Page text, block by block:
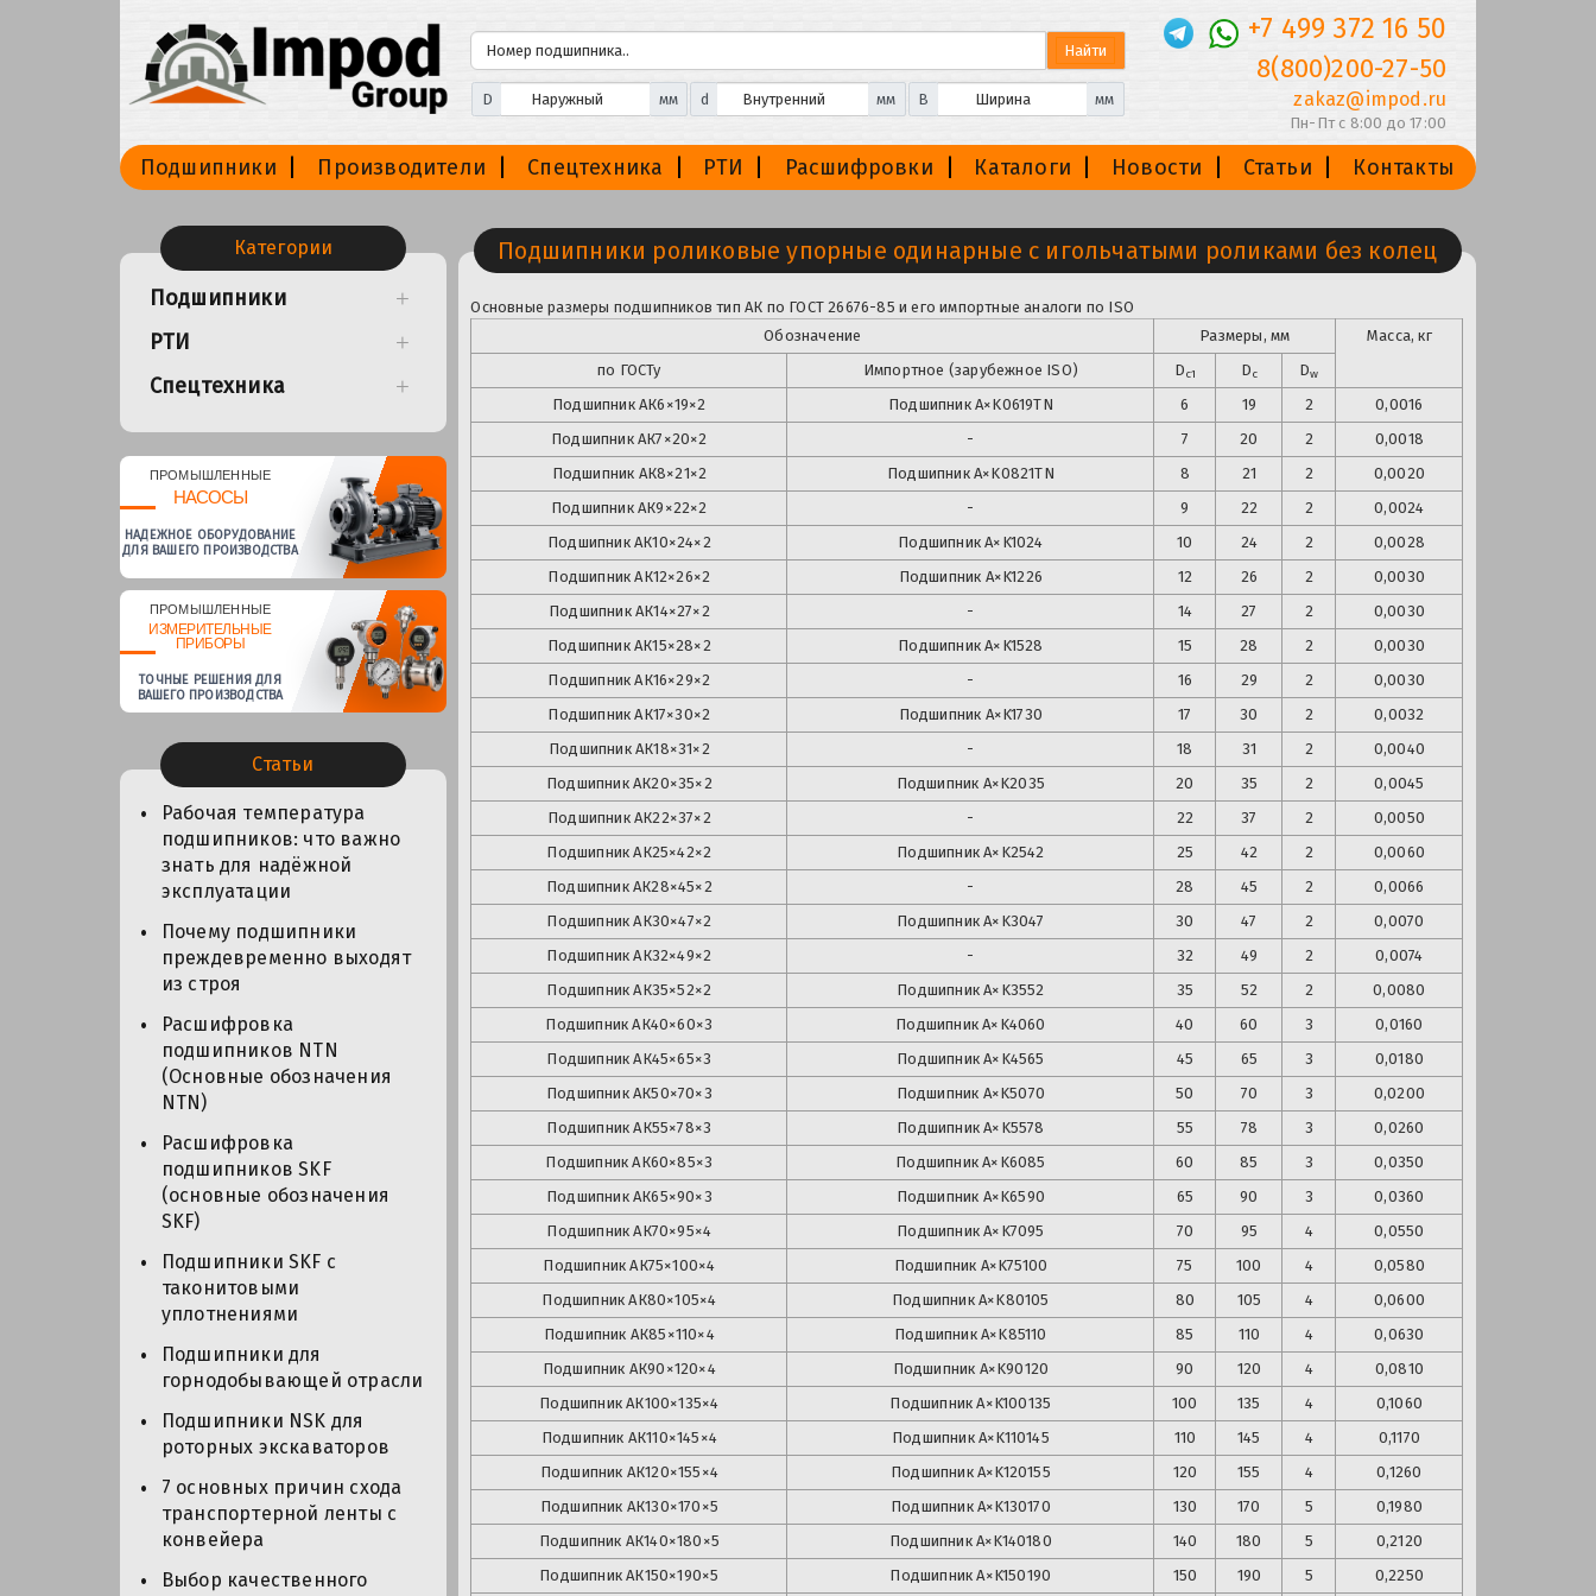
D мм d мм B мм
+7 499 372 16 50
8(800)200-27-50
zakaz@impod.ru
Пн-Пт с 8:00 до 17:00
Подшипники Производители Спецтехника РТИ Расшифровки Каталоги Новости Статьи Контакты
Категории
Подшипники
РТИ
Спецтехника
ПРОМЫШЛЕННЫЕ
НАСОСЫ
НАДЕЖНОЕ ОБОРУДОВАНИЕ
ДЛЯ ВАШЕГО ПРОИЗВОДСТВА
ПРОМЫШЛЕННЫЕ
ИЗМЕРИТЕЛЬНЫЕ
ПРИБОРЫ
ТОЧНЫЕ РЕШЕНИЯ ДЛЯ
ВАШЕГО ПРОИЗВОДСТВА
Статьи
Рабочая температура
подшипников: что важно
знать для надёжной
эксплуатации
Почему подшипники
преждевременно выходят
из строя
Расшифровка
подшипников NTN
(Основные обозначения
NTN)
Расшифровка
подшипников SKF
(основные обозначения
SKF)
Подшипники SKF с
таконитовыми
уплотнениями
Подшипники для
горнодобывающей отрасли
Подшипники NSK для
роторных экскаваторов
7 основных причин схода
транспортерной ленты с
конвейера
Выбор качественного
Подшипники роликовые упорные одинарные с игольчатыми роликами без колец
Основные размеры подшипников тип АК по ГОСТ 26676-85 и его импортные аналоги по ISO
Обозначение
Размеры, мм
Масса, кг
по ГОСТу
Импортное (зарубежное ISO) Dс1 Dс Dw
Подшипник АК6×19×2 Подшипник A×K0619TN 6 19 2
0,0016
Подшипник АК7×20×2 - 7 20 2
0,0018
Подшипник АК8×21×2 Подшипник A×K0821TN 8 21 2
0,0020
Подшипник АК9×22×2 - 9 22 2
0,0024
Подшипник АК10×24×2 Подшипник A×K1024 10 24 2
0,0028
Подшипник АК12×26×2 Подшипник A×K1226 12 26 2
0,0030
Подшипник АК14×27×2 - 14 27 2
0,0030
Подшипник АК15×28×2 Подшипник A×K1528 15 28 2
0,0030
Подшипник АК16×29×2 - 16 29 2
0,0030
Подшипник АК17×30×2 Подшипник A×K1730 17 30 2
0,0032
Подшипник АК18×31×2 - 18 31 2
0,0040
Подшипник АК20×35×2 Подшипник A×K2035 20 35 2
0,0045
Подшипник АК22×37×2 - 22 37 2
0,0050
Подшипник АК25×42×2 Подшипник A×K2542 25 42 2
0,0060
Подшипник АК28×45×2 - 28 45 2
0,0066
Подшипник АК30×47×2 Подшипник A×K3047 30 47 2
0,0070
Подшипник АК32×49×2 - 32 49 2
0,0074
Подшипник АК35×52×2 Подшипник A×K3552 35 52 2
0,0080
Подшипник АК40×60×3 Подшипник A×K4060 40 60 3
0,0160
Подшипник АК45×65×3 Подшипник A×K4565 45 65 3
0,0180
Подшипник АК50×70×3 Подшипник A×K5070 50 70 3
0,0200
Подшипник АК55×78×3 Подшипник A×K5578 55 78 3
0,0260
Подшипник АК60×85×3 Подшипник A×K6085 60 85 3
0,0350
Подшипник АК65×90×3 Подшипник A×K6590 65 90 3
0,0360
Подшипник АК70×95×4 Подшипник A×K7095 70 95 4
0,0550
Подшипник АК75×100×4 Подшипник A×K75100 75 100 4
0,0580
Подшипник АК80×105×4 Подшипник A×K80105 80 105 4
0,0600
Подшипник АК85×110×4 Подшипник A×K85110 85 110 4
0,0630
Подшипник АК90×120×4 Подшипник A×K90120 90 120 4
0,0810
Подшипник АК100×135×4 Подшипник A×K100135 100 135 4
0,1060
Подшипник АК110×145×4 Подшипник A×K110145 110 145 4
0,1170
Подшипник АК120×155×4 Подшипник A×K120155 120 155 4
0,1260
Подшипник АК130×170×5 Подшипник A×K130170 130 170 5
0,1980
Подшипник АК140×180×5 Подшипник A×K140180 140 180 5
0,2120
Подшипник АК150×190×5 Подшипник A×K150190 150 190 5
0,2250